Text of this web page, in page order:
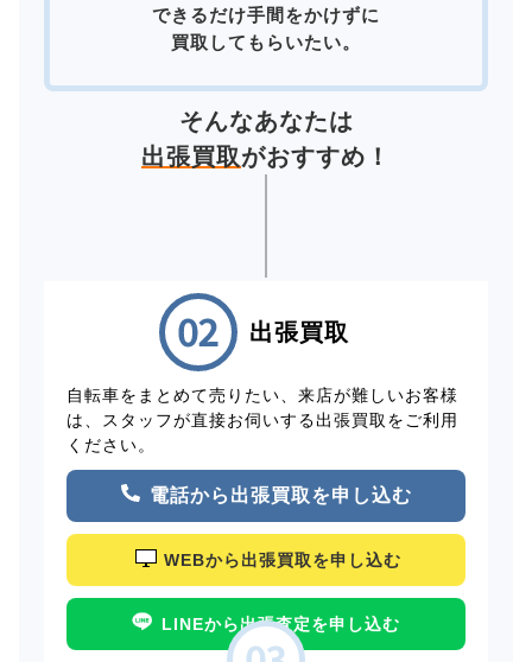
できるだけ手間をかけずに
買取してもらいたい。
そんなあなたは
出張買取がおすすめ！
出張買取
自転車をまとめて売りたい、来店が難しいお客様
は、スタッフが直接お伺いする出張買取をご利用
ください。
電話から出張買取を申し込む
WEBから出張買取を申し込む
LINEから出張査定を申し込む